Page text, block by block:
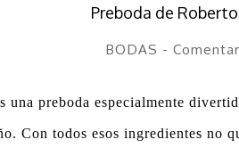
Preboda de
BODAS -
una preboda especialmente
Con todos esos ingredientes no